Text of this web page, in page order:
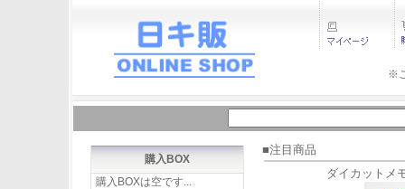
※
購入BOX
購入BOXは空です...
■注目商品
ダイカット